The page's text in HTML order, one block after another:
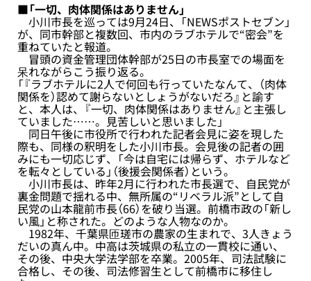
■「一切、肉体関係はありません」
小川市長を巡っては9月24日、「NEWSポストセブン」
が、同市幹部と複数回、市内のラブホテルで“密会”を
重ねていたと報道。
冒頭の資金管理団体幹部が25日の市長室での場面を
呆れながらこう振り返る。
「『ラブホテルに2人で何回も行っていたなんて、（肉体
関係を）認めて謝らないとしょうがないだろ』と諭す
と、本人は、『一切、肉体関係はありません』と主張し
ていました……。見苦しいと思いました」
同日午後に市役所で行われた記者会見に姿を現した
際も、同様の釈明をした小川市長。会見後の記者の囲
みにも一切応じず、「今は自宅には帰らず、ホテルなど
を転々としている」（後援会関係者）という。
小川市長は、昨年2月に行われた市長選で、自民党が
裏金問題で揺れる中、無所属の“リベラル派”として自
民党の山本龍前市長（66）を破り当選。前橋市政の「新し
い風」と称された。どのような人物なのか。
1982年、千葉県匝瑳市の農家の生まれで、3人きょう
だいの真ん中。中高は茨城県の私立の一貫校に通い、
その後、中央大学法学部を卒業。2005年、司法試験に
合格し、その後、司法修習生として前橋市に移住し